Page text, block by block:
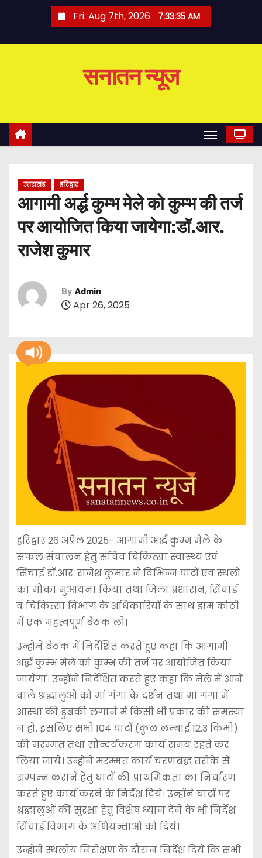
o
Fri. Aug 7th, 2026 7:33:36 AM
सनातन न्यूज
उत्तराखंड हरिद्वार
आगामी अर्द्ध कुम्भ मेले को कुम्भ की तर्ज
पर आयोजित किया जायेगा:डॉ.आर.
राजेश कुमार
By Admin
Apr 26, 2025
हरिद्वार 26 अप्रैल 2025- आगामी अर्द्ध कुम्भ मेले के
सफल संचालन हेतु सचिव चिकित्सा स्वास्थ्य एवं
सिंचाई डॉ.आर. राजेश कुमार ने विभिन्न घाटों एवं स्थलों
का मौका मुआयना किया तथा जिला प्रशासन, सिंचाई
व चिकित्सा विभाग के अधिकारियों के साथ डाम कोठी
में एक महत्वपूर्ण बैैठक ली।
उन्होंने बैठक में निर्देशित करते हुए कहा कि आगामी
अर्द्ध कुम्भ मेले को कुम्भ की तर्ज पर आयोजित किया
जायेगा। उन्होंने निर्देशित करते हुए कहा कि मेले में आने
वाले श्रद्धालुओं को मां गंगा के दर्शन तथा मां गंगा में
आस्था की डुबकी लगाने में किसी भी प्रकार की समस्या
न हो, इसलिए सभी 104 घाटों (कुल लम्बाई 12.3 किमी)
की मरम्मत तथा सौन्दर्यकरण कार्य समय रहते कर
लिया जाये। उन्होंने मरम्मत कार्य चरणबद्ध तरीके से
सम्पन्न कराने हेतु घाटों की प्राथमिकता का निर्धारण
करते हुए कार्य करने के निर्देश दिये। उन्होंने घाटों पर
श्रद्धालुओं की सुरक्षा हेतु विशेष ध्यान देने के भी निर्देश
सिंचाई विभाग के अभियन्ताओं को दिये।
उन्होंने स्थलीय निरीक्षण के दौरान निर्देश दिये कि सभी